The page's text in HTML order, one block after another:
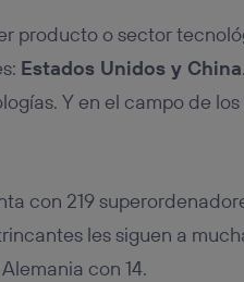
producto o sector
Estados Unidos y China
Y en el campo de
con 219
les siguen a
con 14.